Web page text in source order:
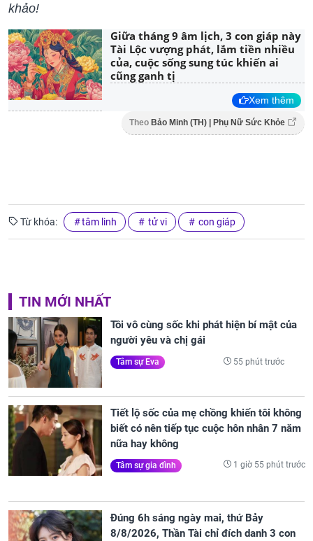
khảo!
Giữa tháng 9 âm lịch, 3 con giáp này
Tài Lộc vượng phát, lắm tiền nhiều
của, cuộc sống sung túc khiến ai
cũng ganh tị
Xem thêm
Theo Bảo Minh (TH) | Phụ Nữ Sức Khỏe
Từ khóa: tâm linh tử vi con giáp
TIN MỚI NHẤT
Tôi vô cùng sốc khi phát hiện bí mật của
người yêu và chị gái
Tâm sự Eva 55 phút trước
Tiết lộ sốc của mẹ chồng khiến tôi không
biết có nên tiếp tục cuộc hôn nhân 7 năm
nữa hay không
Tâm sự gia đình 1 giờ 55 phút trước
Đúng 6h sáng ngày mai, thứ Bảy
8/8/2026, Thần Tài chỉ đích danh 3 con